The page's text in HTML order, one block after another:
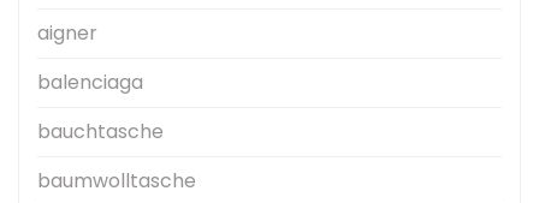
aigner
balenciaga
bauchtasche
baumwolltasche